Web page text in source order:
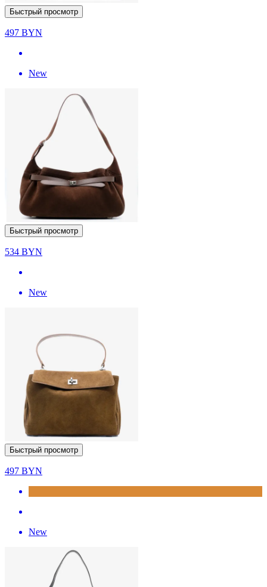
Быстрый просмотр
497 BYN
New
Быстрый просмотр
534 BYN
New
Быстрый просмотр
497 BYN
New